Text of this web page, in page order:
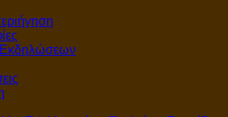
Εκδηλώσεων